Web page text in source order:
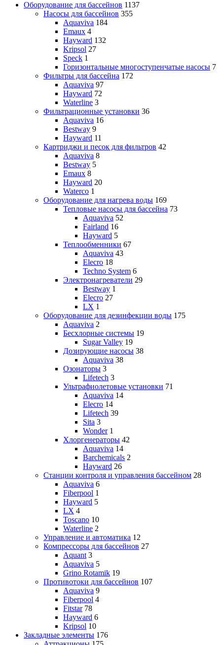
Оборудование для бассейнов 1137
Насосы для бассейнов 355
Aquaviva 184
Emaux 4
Hayward 132
Kripsol 27
Speck 1
Горизонтальные многоступенчатые насосы 7
Фильтры для бассейна 172
Aquaviva 97
Hayward 72
Waterline 3
Фильтрационные установки 36
Aquaviva 16
Bestway 9
Hayward 11
Картриджи и песок для фильтров 42
Aquaviva 8
Bestway 5
Emaux 8
Hayward 20
Waterco 1
Оборудование для нагрева воды 169
Тепловые насосы для бассейна 73
Aquaviva 52
Fairland 16
Hayward 5
Теплообменники 67
Aquaviva 43
Elecro 18
Techno System 6
Электронагреватели 29
Bestway 1
Elecro 27
LX 1
Оборудование для дезинфекции воды 175
Aquaviva 2
Бесхлорные системы 19
Sugar Valley 19
Дозирующие насосы 38
Aquaviva 38
Озонаторы 3
Lifetech 3
Ультрафиолетовые установки 71
Aquaviva 14
Elecro 14
Lifetech 39
Sita 3
Wonder 1
Хлоргенераторы 42
Aquaviva 14
Barchemicals 2
Hayward 26
Станции контроля и управления бассейном 28
Aquaviva 6
Fiberpool 1
Hayward 5
LX 4
Toscano 10
Waterline 2
Управление и автоматика 12
Компрессоры для бассейнов 27
Aquant 3
Aquaviva 5
Grino Rotamik 19
Противотоки для бассейнов 107
Aquaviva 9
Fiberpool 4
Fitstar 78
Hayward 6
Kripsol 10
Закладные элементы 176